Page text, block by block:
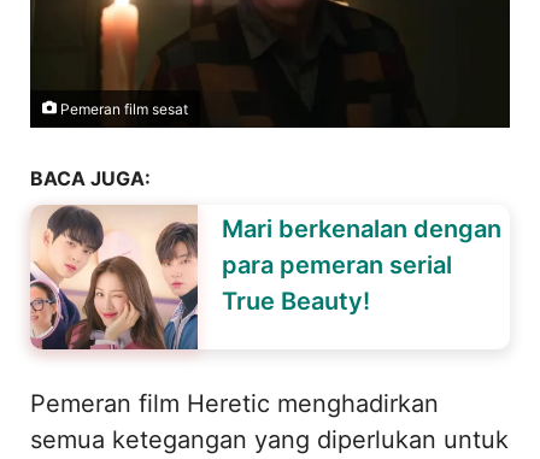
Pemeran film sesat
BACA JUGA:
Mari berkenalan dengan
para pemeran serial
True Beauty!
Pemeran film Heretic menghadirkan
semua ketegangan yang diperlukan untuk